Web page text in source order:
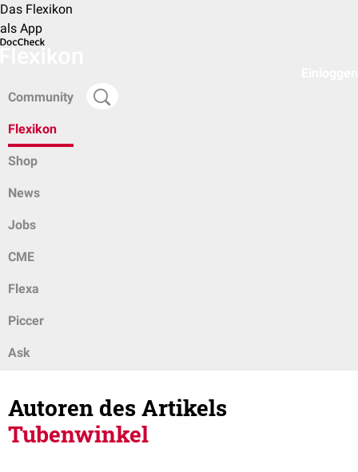
Das Flexikon
als App
Community
Flexikon
Shop
News
Jobs
CME
Flexa
Piccer
Ask
Autoren des Artikels
Tubenwinkel